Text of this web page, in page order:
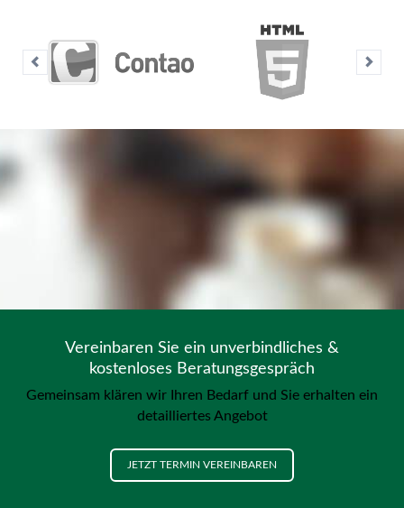
Vereinbaren Sie ein unverbindliches &
kostenloses Beratungsgespräch
Gemeinsam klären wir Ihren Bedarf und Sie erhalten ein
detailliertes Angebot
JETZT TERMIN VEREINBAREN